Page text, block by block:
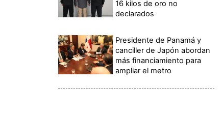
16 kilos de oro no
declarados
Presidente de Panamá y
canciller de Japón abordan
más financiamiento para
ampliar el metro